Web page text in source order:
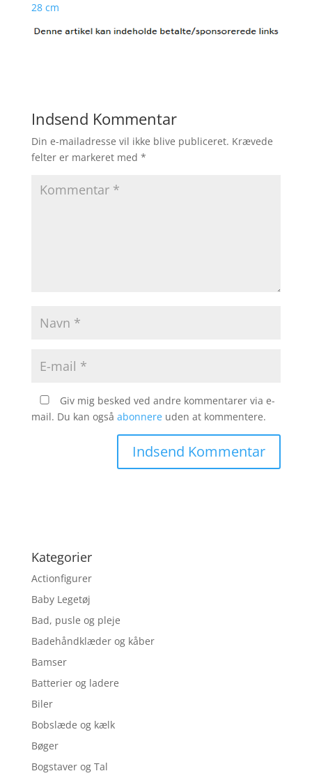
28 cm
Indsend Kommentar
Din e-mailadresse vil ikke blive publiceret. Krævede
felter er markeret med *
Giv mig besked ved andre kommentarer via e-
mail. Du kan også abonnereuden at kommentere.
Kategorier
Actionfigurer
Baby Legetøj
Bad, pusle og pleje
Badehåndklæder og kåber
Bamser
Batterier og ladere
Biler
Bobslæde og kælk
Bøger
Bogstaver og Tal